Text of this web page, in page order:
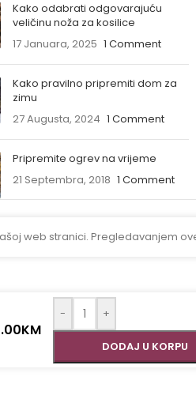
Kako odabrati odgovarajuću
veličinu noža za kosilice
17 Januara, 2025 1 Comment
Kako pravilno pripremiti dom za
zimu
27 Augusta, 2024 1 Comment
Pripremite ogrev na vrijeme
21 Septembra, 2018 1 Comment
web stranici. Pregledavanjem
KM
- +
DODAJ U KORPU